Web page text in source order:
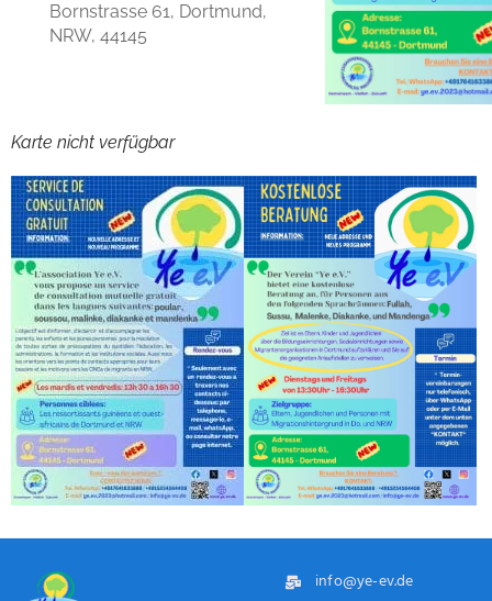
Bornstrasse 61, Dortmund,
NRW, 44145
Karte nicht verfügbar
info@ye-ev.de